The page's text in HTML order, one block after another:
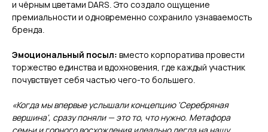
и чёрным цветами DARS. Это создало ощущение
премиальности и одновременно сохранило узнаваемость
бренда.
Эмоциональный посыл: вместо корпоратива провести
торжество единства и вдохновения, где каждый участник
почувствует себя частью чего-то большего.
«Когда мы впервые услышали концепцию 'Серебряная
вершина', сразу поняли — это то, что нужно. Метафора